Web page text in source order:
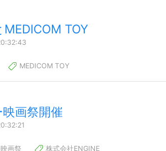
MEDICOM TOY
MEDICOM TOY
画祭開催
画祭 株式会社ENGINE